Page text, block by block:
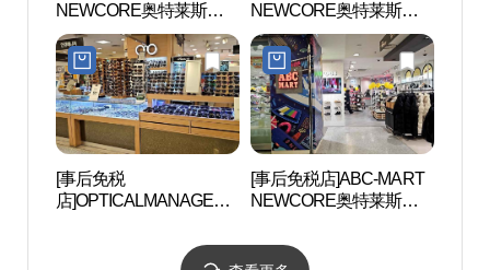
NEWCORE奥特莱斯坪
村店 (K2 뉴코아아울렛 평
촌점)
NEWCORE奥特莱斯坪
村店 (젝시믹스 뉴코아아
울렛 평촌점)
[事后免税
店]OPTICALMANAGER
村店 (안경매니져 뉴코아
[事后免税店]ABC-MART
NEWCORE奥特莱斯坪
아아울렛 평촌점)